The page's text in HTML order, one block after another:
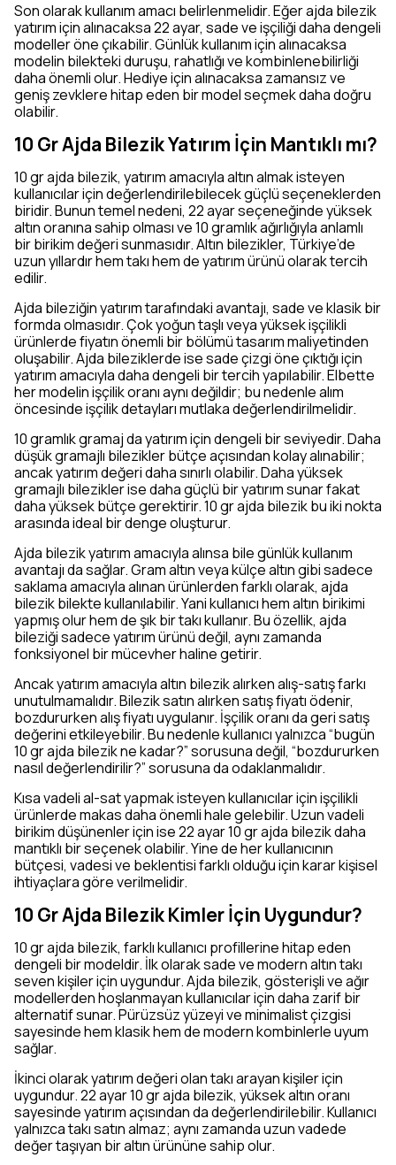
Son olarak kullanım amacı belirlenmelidir. Eğer ajda bilezik
yatırım için alınacaksa 22 ayar, sade ve işçiliği daha dengeli
modeller öne çıkabilir. Günlük kullanım için alınacaksa
modelin bilekteki duruşu, rahatlığı ve kombinlenebilirliği
daha önemli olur. Hediye için alınacaksa zamansız ve
geniş zevklere hitap eden bir model seçmek daha doğru
olabilir.
10 Gr Ajda Bilezik Yatırım İçin Mantıklı mı?
10 gr ajda bilezik, yatırım amacıyla altın almak isteyen
kullanıcılar için değerlendirilebilecek güçlü seçeneklerden
biridir. Bunun temel nedeni, 22 ayar seçeneğinde yüksek
altın oranına sahip olması ve 10 gramlık ağırlığıyla anlamlı
bir birikim değeri sunmasıdır. Altın bilezikler, Türkiye’de
uzun yıllardır hem takı hem de yatırım ürünü olarak tercih
edilir.
Ajda bileziğin yatırım tarafındaki avantajı, sade ve klasik bir
formda olmasıdır. Çok yoğun taşlı veya yüksek işçilikli
ürünlerde fiyatın önemli bir bölümü tasarım maliyetinden
oluşabilir. Ajda bileziklerde ise sade çizgi öne çıktığı için
yatırım amacıyla daha dengeli bir tercih yapılabilir. Elbette
her modelin işçilik oranı aynı değildir; bu nedenle alım
öncesinde işçilik detayları mutlaka değerlendirilmelidir.
10 gramlık gramaj da yatırım için dengeli bir seviyedir. Daha
düşük gramajlı bilezikler bütçe açısından kolay alınabilir;
ancak yatırım değeri daha sınırlı olabilir. Daha yüksek
gramajlı bilezikler ise daha güçlü bir yatırım sunar fakat
daha yüksek bütçe gerektirir. 10 gr ajda bilezik bu iki nokta
arasında ideal bir denge oluşturur.
Ajda bilezik yatırım amacıyla alınsa bile günlük kullanım
avantajı da sağlar. Gram altın veya külçe altın gibi sadece
saklama amacıyla alınan ürünlerden farklı olarak, ajda
bilezik bilekte kullanılabilir. Yani kullanıcı hem altın birikimi
yapmış olur hem de şık bir takı kullanır. Bu özellik, ajda
bileziği sadece yatırım ürünü değil, aynı zamanda
fonksiyonel bir mücevher haline getirir.
Ancak yatırım amacıyla altın bilezik alırken alış-satış farkı
unutulmamalıdır. Bilezik satın alırken satış fiyatı ödenir,
bozdururken alış fiyatı uygulanır. İşçilik oranı da geri satış
değerini etkileyebilir. Bu nedenle kullanıcı yalnızca “bugün
10 gr ajda bilezik ne kadar?” sorusuna değil, “bozdururken
nasıl değerlendirilir?” sorusuna da odaklanmalıdır.
Kısa vadeli al-sat yapmak isteyen kullanıcılar için işçilikli
ürünlerde makas daha önemli hale gelebilir. Uzun vadeli
birikim düşünenler için ise 22 ayar 10 gr ajda bilezik daha
mantıklı bir seçenek olabilir. Yine de her kullanıcının
bütçesi, vadesi ve beklentisi farklı olduğu için karar kişisel
ihtiyaçlara göre verilmelidir.
10 Gr Ajda Bilezik Kimler İçin Uygundur?
10 gr ajda bilezik, farklı kullanıcı profillerine hitap eden
dengeli bir modeldir. İlk olarak sade ve modern altın takı
seven kişiler için uygundur. Ajda bilezik, gösterişli ve ağır
modellerden hoşlanmayan kullanıcılar için daha zarif bir
alternatif sunar. Pürüzsüz yüzeyi ve minimalist çizgisi
sayesinde hem klasik hem de modern kombinlerle uyum
sağlar.
İkinci olarak yatırım değeri olan takı arayan kişiler için
uygundur. 22 ayar 10 gr ajda bilezik, yüksek altın oranı
sayesinde yatırım açısından da değerlendirilebilir. Kullanıcı
yalnızca takı satın almaz; aynı zamanda uzun vadede
değer taşıyan bir altın ürününe sahip olur.